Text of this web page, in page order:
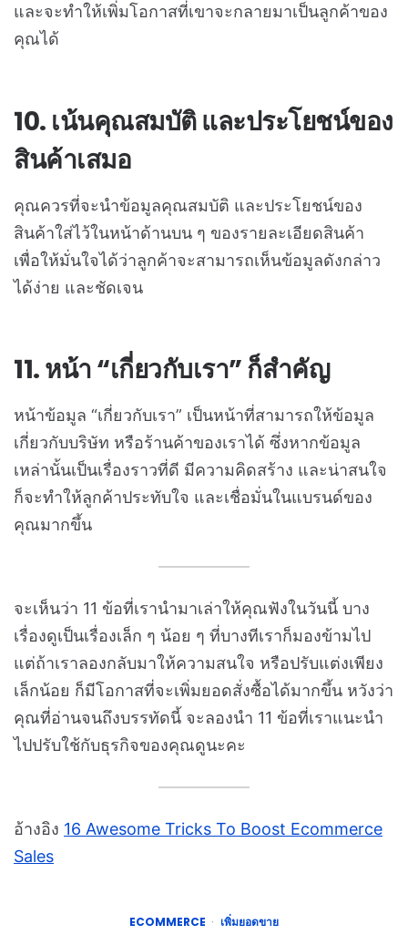
และจะทำให้เพิ่มโอกาสที่เขาจะกลายมาเป็นลูกค้าของ
คุณได้
10. เน้นคุณสมบัติ และประโยชน์ของ
สินค้าเสมอ
คุณควรที่จะนำข้อมูลคุณสมบัติ และประโยชน์ของ
สินค้าใส่ไว้ในหน้าด้านบน ๆ ของรายละเอียดสินค้า
เพื่อให้มั่นใจได้ว่าลูกค้าจะสามารถเห็นข้อมูลดังกล่าว
ได้ง่าย และชัดเจน
11. หน้า “เกี่ยวกับเรา” ก็สำคัญ
หน้าข้อมูล “เกี่ยวกับเรา” เป็นหน้าที่สามารถให้ข้อมูล
เกี่ยวกับบริษัท หรือร้านค้าของเราได้ ซึ่งหากข้อมูล
เหล่านั้นเป็นเรื่องราวที่ดี มีความคิดสร้าง และน่าสนใจ
ก็จะทำให้ลูกค้าประทับใจ และเชื่อมั่นในแบรนด์ของ
คุณมากขึ้น
จะเห็นว่า 11 ข้อที่เรานำมาเล่าให้คุณฟังในวันนี้ บาง
เรื่องดูเป็นเรื่องเล็ก ๆ น้อย ๆ ที่บางทีเราก็มองข้ามไป
แต่ถ้าเราลองกลับมาให้ความสนใจ หรือปรับแต่งเพียง
เล็กน้อย ก็มีโอกาสที่จะเพิ่มยอดสั่งซื้อได้มากขึ้น หวังว่า
คุณที่อ่านจนถึงบรรทัดนี้ จะลองนำ 11 ข้อที่เราแนะนำ
ไปปรับใช้กับธุรกิจของคุณดูนะคะ
อ้างอิง 16 Awesome Tricks To Boost Ecommerce
Sales
ECOMMERCE เพิ่มยอดขาย